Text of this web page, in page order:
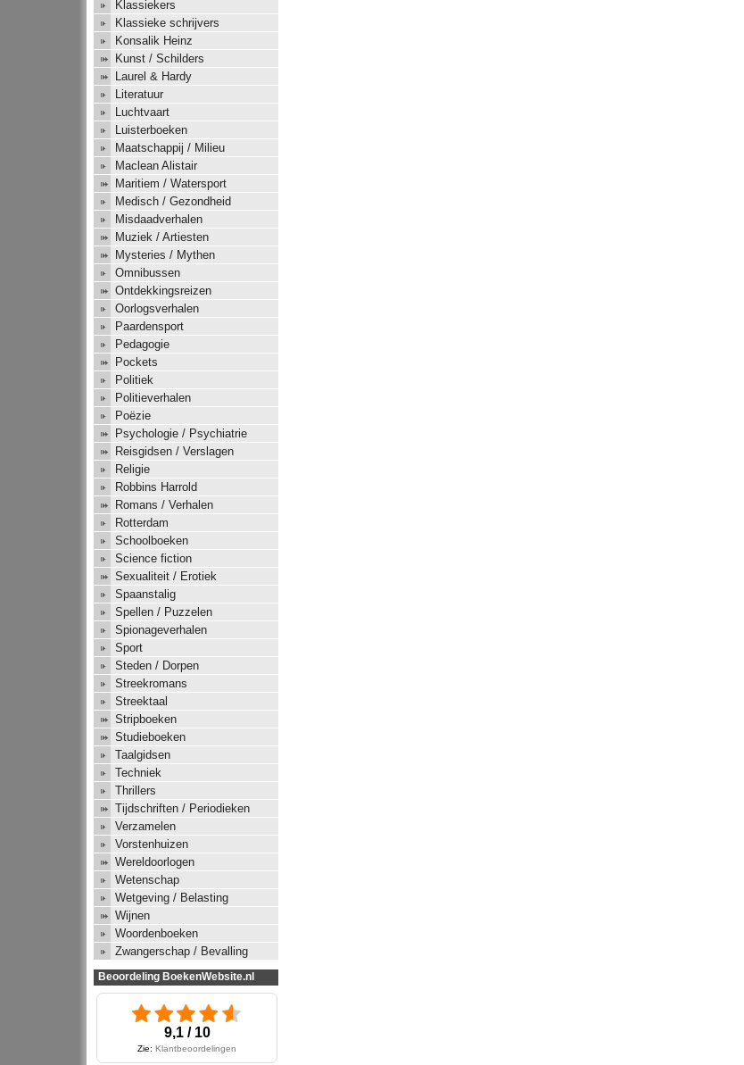
Klassiekers
Klassieke schrijvers
Konsalik Heinz
Kunst / Schilders
Laurel & Hardy
Literatuur
Luchtvaart
Luisterboeken
Maatschappij / Milieu
Maclean Alistair
Maritiem / Watersport
Medisch / Gezondheid
Misdaadverhalen
Muziek / Artiesten
Mysteries / Mythen
Omnibussen
Ontdekkingsreizen
Oorlogsverhalen
Paardensport
Pedagogie
Pockets
Politiek
Politieverhalen
Poëzie
Psychologie / Psychiatrie
Reisgidsen / Verslagen
Religie
Robbins Harrold
Romans / Verhalen
Rotterdam
Schoolboeken
Science fiction
Sexualiteit / Erotiek
Spaanstalig
Spellen / Puzzelen
Spionageverhalen
Sport
Steden / Dorpen
Streekromans
Streektaal
Stripboeken
Studieboeken
Taalgidsen
Techniek
Thrillers
Tijdschriften / Periodieken
Verzamelen
Vorstenhuizen
Wereldoorlogen
Wetenschap
Wetgeving / Belasting
Wijnen
Woordenboeken
Zwangerschap / Bevalling
Beoordeling BoekenWebsite.nl
9,1 / 10
Zie: Klantbeoordelingen